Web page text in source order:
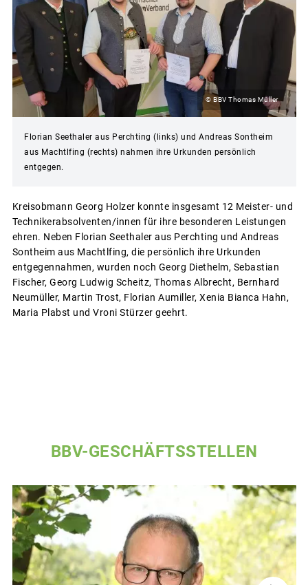
© BBV Thomas Müller
Florian Seethaler aus Perchting (links) und Andreas Sontheim
aus Machtlfing (rechts) nahmen ihre Urkunden persönlich
entgegen.
Kreisobmann Georg Holzer konnte insgesamt 12 Meister- und
Technikerabsolventen/innen für ihre besonderen Leistungen
ehren. Neben Florian Seethaler aus Perchting und Andreas
Sontheim aus Machtlfing, die persönlich ihre Urkunden
entgegennahmen, wurden noch Georg Diethelm, Sebastian
Fischer, Georg Ludwig Scheitz, Thomas Albrecht, Bernhard
Neumüller, Martin Trost, Florian Aumiller, Xenia Bianca Hahn,
Maria Plabst und Vroni Stürzer geehrt.
BBV-GESCHÄFTSSTELLEN